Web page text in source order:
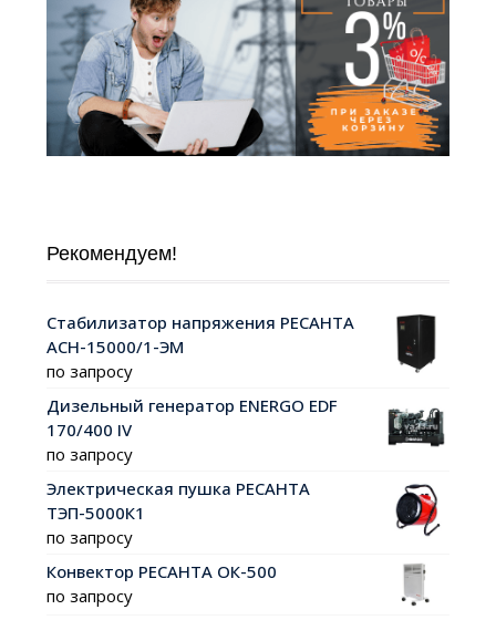
Рекомендуем!
Стабилизатор напряжения РЕСАНТА
АСН-15000/1-ЭМ
по запросу
Дизельный генератор ENERGO EDF
170/400 IV
по запросу
Электрическая пушка РЕСАНТА
ТЭП-5000К1
по запросу
Конвектор РЕСАНТА ОК-500
по запросу